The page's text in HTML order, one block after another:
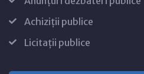
Achiziții publice
Licitații publice